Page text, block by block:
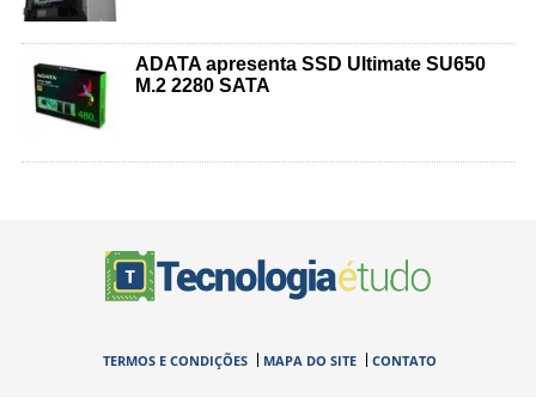
ADATA apresenta SSD Ultimate SU650
M.2 2280 SATA
TERMOS E CONDIÇÕES MAPA DO SITE CONTATO